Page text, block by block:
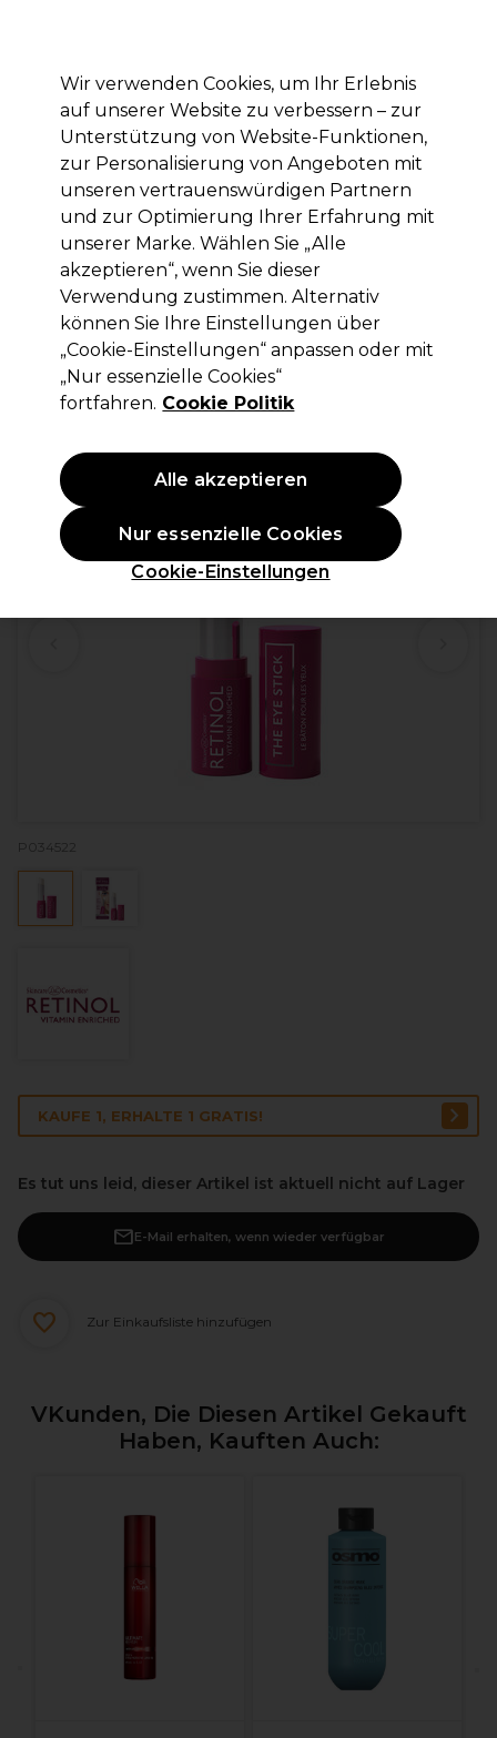
Anmelden
Marken Deals Haare Elektrogeräte Saloneinrichtung
Lieferung und Lieferzeiten
– mehr erfahren
Retinol
Retinol Der Augenstift 3.5g
(0)
16,19 €ohne MwSt. (PROFI-PREIS)
19,27 €inkl. MwSt.)| 539.67 € pro 100g
P034522
KAUFE 1, ERHALTE 1 GRATIS!
Es tut uns leid, dieser Artikel ist aktuell nicht auf Lager
E-Mail erhalten, wenn wieder verfügbar
Zur Einkaufsliste hinzufügen
VKunden, Die Diesen Artikel Gekauft
Haben, Kauften Auch:
Wir verwenden Cookies, um Ihr Erlebnis
auf unserer Website zu verbessern – zur
Unterstützung von Website-Funktionen,
zur Personalisierung von Angeboten mit
unseren vertrauenswürdigen Partnern
und zur Optimierung Ihrer Erfahrung mit
unserer Marke. Wählen Sie „Alle
akzeptieren“, wenn Sie dieser
Verwendung zustimmen. Alternativ
können Sie Ihre Einstellungen über
„Cookie-Einstellungen“ anpassen oder mit
„Nur essenzielle Cookies“
fortfahren. Cookie Politik
Cookie-Einstellungen
Nur essenzielle Cookies
Alle akzeptieren